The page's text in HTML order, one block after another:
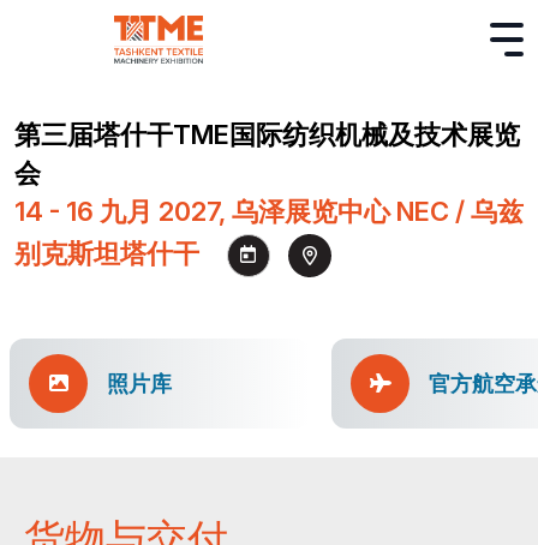
第三届塔什干TME国际纺织机械及技术展览
会
14 - 16 九月 2027, 乌泽展览中心 NEC / 乌兹
别克斯坦塔什干
照片库 官方航空